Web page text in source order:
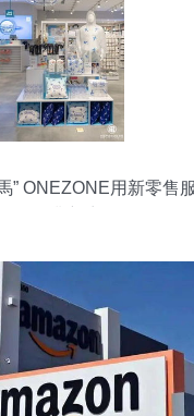
” ONEZONE用新零售